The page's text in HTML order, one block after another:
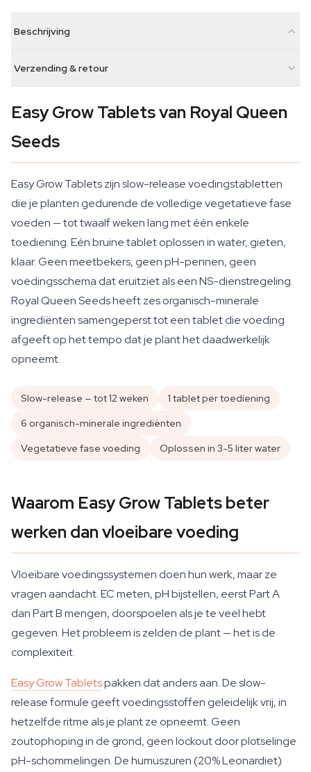
Beschrijving
Verzending & retour
Easy Grow Tablets van Royal Queen
Seeds
Easy Grow Tablets zijn slow-release voedingstabletten
die je planten gedurende de volledige vegetatieve fase
voeden — tot twaalf weken lang met één enkele
toediening. Eén bruine tablet oplossen in water, gieten,
klaar. Geen meetbekers, geen pH-pennen, geen
voedingsschema dat eruitziet als een NS-dienstregeling.
Royal Queen Seeds heeft zes organisch-minerale
ingrediënten samengeperst tot een tablet die voeding
afgeeft op het tempo dat je plant het daadwerkelijk
opneemt.
Slow-release — tot 12 weken
1 tablet per toediening
6 organisch-minerale ingrediënten
Vegetatieve fase voeding
Oplossen in 3-5 liter water
Waarom Easy Grow Tablets beter
werken dan vloeibare voeding
Vloeibare voedingssystemen doen hun werk, maar ze
vragen aandacht. EC meten, pH bijstellen, eerst Part A
dan Part B mengen, doorspoelen als je te veel hebt
gegeven. Het probleem is zelden de plant — het is de
complexiteit.
Easy Grow Tabletspakken dat anders aan. De slow-
release formule geeft voedingsstoffen geleidelijk vrij, in
hetzelfde ritme als je plant ze opneemt. Geen
zoutophoping in de grond, geen lockout door plotselinge
pH-schommelingen. De humuszuren (20% Leonardiet)